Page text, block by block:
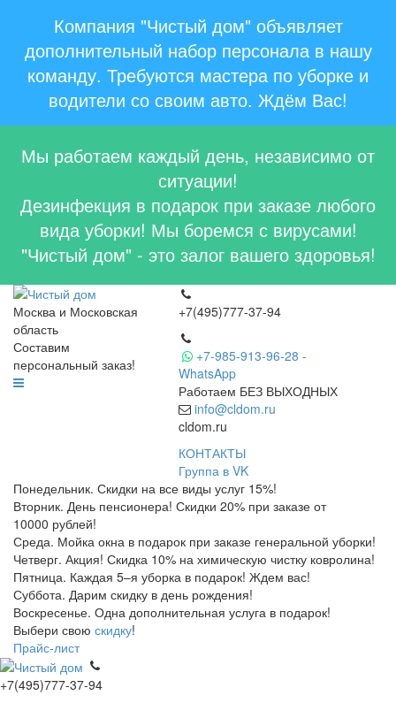
Компания "Чистый дом" объявляет
дополнительный набор персонала в нашу
команду. Требуются мастера по уборке и
водители со своим авто. Ждём Вас!
Мы работаем каждый день, независимо от
ситуации!
Дезинфекция в подарок при заказе любого
вида уборки! Мы боремся с вирусами!
"Чистый дом" - это залог вашего здоровья!
Москва и Московская
область
Составим
персональный заказ!
+7(495)777-37-94
+7-985-913-96-28 -
WhatsApp
Работаем БЕЗ ВЫХОДНЫХ
info@cldom.ru
cldom.ru
КОНТАКТЫ
Группа в VK
Понедельник. Скидки на все виды услуг 15%!
Вторник. День пенсионера! Скидки 20% при заказе от
10000 рублей!
Среда. Мойка окна в подарок при заказе генеральной уборки!
Четверг. Акция! Скидка 10% на химическую чистку ковролина!
Пятница. Каждая 5–я уборка в подарок! Ждем вас!
Суббота. Дарим скидку в день рождения!
Воскресенье. Одна дополнительная услуга в подарок!
Выбери свою скидку!
Прайс-лист
+7(495)777-37-94